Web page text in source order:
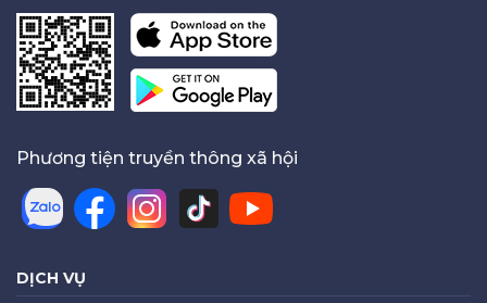
Phương tiện truyền thông xã hội
DỊCH VỤ